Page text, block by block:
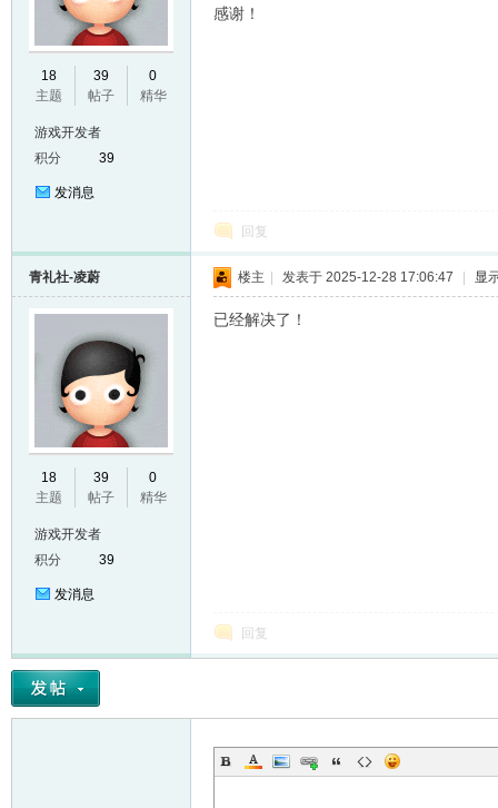
18
主题
39
帖子
0
精华
游戏开发者
积分
39
发消息
感谢！
回复
青礼社-凌蔚
18
主题
39
帖子
0
精华
游戏开发者
积分
39
发消息
楼主 发表于 2025-12-28 17:06:47 显
已经解决了！
回复